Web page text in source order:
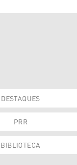
DESTAQUES
PRR
BIBLIOTECA